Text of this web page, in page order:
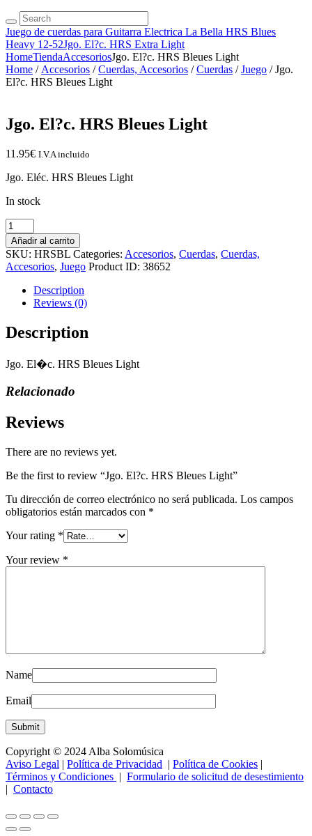
Juego de cuerdas para Guitarra Electrica La Bella HRS Blues
Heavy 12-52Jgo. El?c. HRS Extra Light
HomeTiendaAccesoriosJgo. El?c. HRS Bleues Light
Home / Accesorios /Cuerdas, Accesorios /Cuerdas /Juego / Jgo.
El?c. HRS Bleues Light
Jgo. El?c. HRS Bleues Light
11.95€ I.V.A incluido
Jgo. Eléc. HRS Bleues Light
In stock
Jgo.
El?
c.
HRS
Bleues
Light
quantity
Añadir al carrito
SKU: HRSBL Categories: Accesorios, Cuerdas, Cuerdas,
Accesorios, Juego Product ID: 38652
Description
Reviews (0)
Description
Jgo. El�c. HRS Bleues Light
Relacionado
Reviews
There are no reviews yet.
Be the first to review “Jgo. El?c. HRS Bleues Light”
Tu dirección de correo electrónico no será publicada. Los campos
obligatorios están marcados con *
Your rating *
Your review *
Name
Email
Copyright © 2024 Alba Solomúsica
Aviso Legal | Política de Privacidad | Política de Cookies |
Términos y Condiciones | Formulario de solicitud de desestimiento
| Contacto